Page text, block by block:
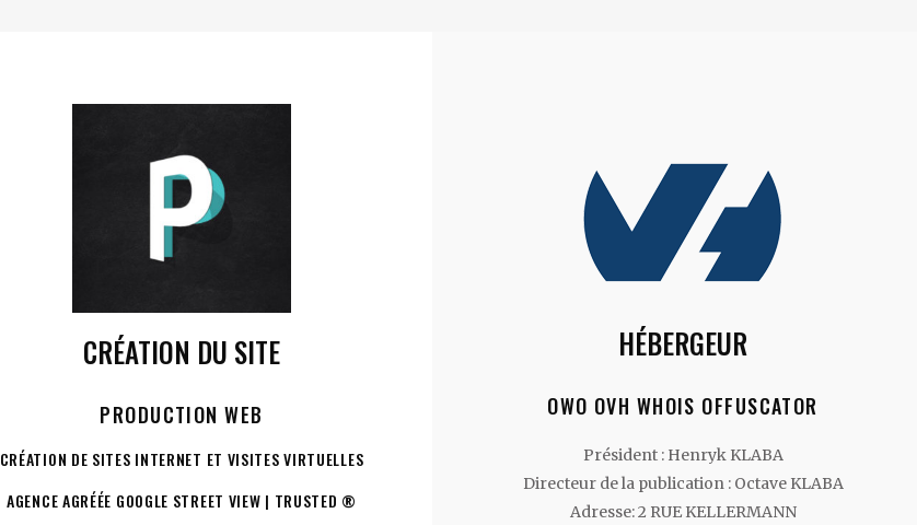
CRÉATION DU SITE
PRODUCTION WEB
CRÉATION DE SITES INTERNET ET VISITES VIRTUELLES
AGENCE AGRÉÉE GOOGLE STREET VIEW | TRUSTED ®
HÉBERGEUR
OWO OVH WHOIS OFFUSCATOR
Président : Henryk KLABA
Directeur de la publication : Octave KLABA
Adresse: 2 RUE KELLERMANN